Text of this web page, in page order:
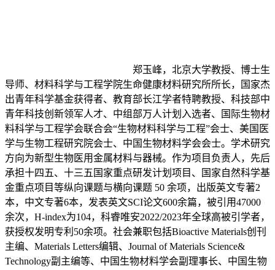
郑玉峰，北京大学教授、博士生
导师、材料科学与工程学院生命健康材料研究所所长，国家杰
出青年科学基金获得者、教育部长江学者特聘教授、科技部中
青年科技创新领军人才、中组部万人计划入选者、国际生物材
料科学与工程学会联合会“生物材料科学与工程”会士、美国医
学与生物工程研究院会士、中国生物材料学会会士。学术研究
方向为新型生物医用金属材料与器械。作为项目负责人，先后
承担十四五、十三五国家重点研发计划项目、国家自然科学基
金重点项目等纵向课题与横向课题 50 余项，出版英文专著2
本，中文专著6本，发表英文SCI论文600余篇，被引用47000
余次，H-index为104，科睿唯安2022/2023年全球高被引学者，
获授权发明专利50余项。社会兼职包括Bioactive Materials创刊
主编、Materials Letters编辑、Journal of Materials Science&
Technology副主编等、中国生物材料学会副理事长、中国生物